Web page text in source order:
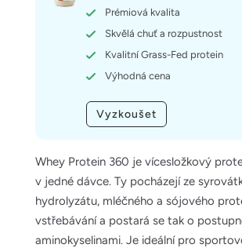
Whey Protein 360 je vícesložkový
v jedné dávce. Ty pocházejí ze
hydrolyzátu, mléčného a sójového
vstřebávání a postará se tak o
aminokyselinami. Je ideální pro
Prémiová kvalita
Skvělá chuť a rozpustnost
Kvalitní Grass-Fed protein
Výhodná cena
Vyzkoušet